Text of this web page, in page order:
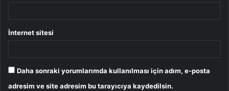
İnternet sitesi
Daha sonraki yorumlarımda kullanılması için adım, e-posta
adresim ve site adresim bu tarayıcıya kaydedilsin.